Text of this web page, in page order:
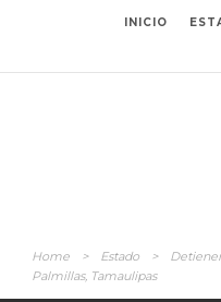
INICIO
Home > Estado >
Palmillas, Tamaulipas